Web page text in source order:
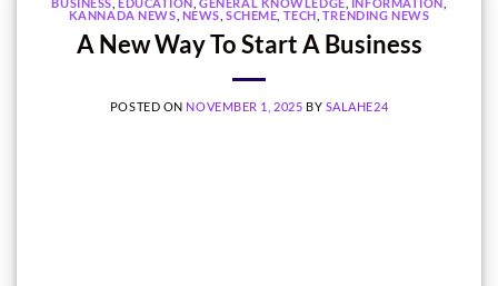
KANNADA NEWS NEWS ,SCHEME TECH TRENDING NEWS
A New Way To Start A Business
POSTED ON NOVEMBER 1, 2025 BY SALAHE24